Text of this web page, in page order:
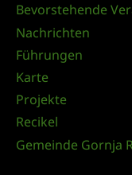
Bevorstehende
Nachrichten
Führungen
Karte
Projekte
Recikel
Gemeinde Gornja